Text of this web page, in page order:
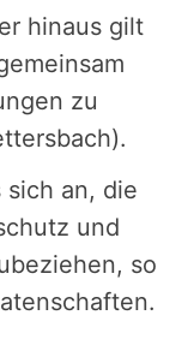
hinaus gilt
zu
an, die
und
so